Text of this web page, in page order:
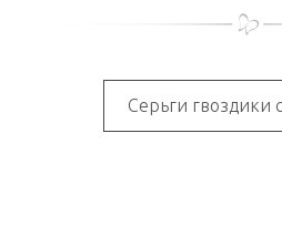
Серьги гвоздики